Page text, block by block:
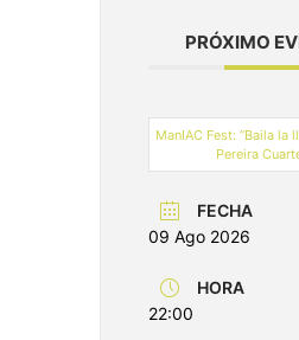
PRÓXIMO
ManIAC Fest: “Baila la
Pereira
FECHA
09 Ago 2026
HORA
22:00